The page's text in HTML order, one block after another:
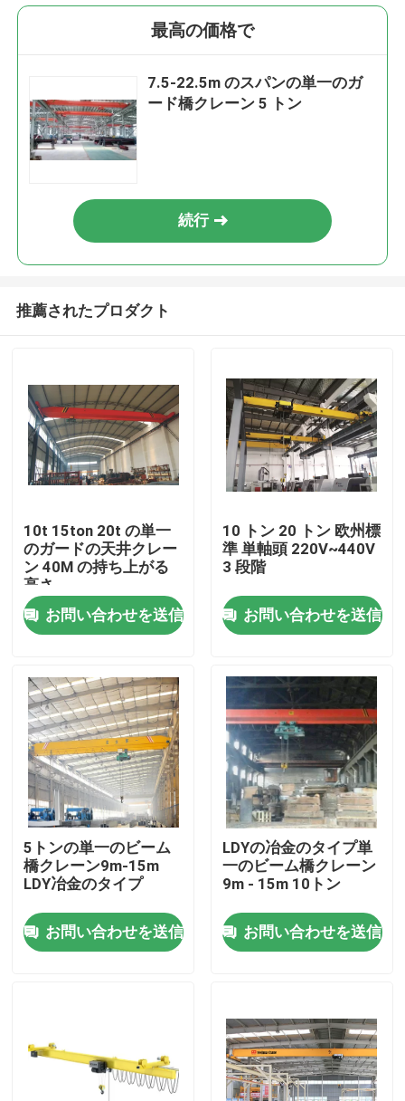
ホーム
製品
企業情報
会社案内
品質管理
お問い合わせ
天井走行クレーン
二重ガードのガントリー クレーン
最高の価格で
7.5-22.5m のスパンの単一のガ
ード橋クレーン 5 トン
続行
推薦されたプロダクト
10t 15ton 20t の単一
のガードの天井クレー
ン 40M の持ち上がる
高さ
お問い合わせを送信
10 トン 20 トン 欧州標
準 単軸頭 220V~440V
3 段階
お問い合わせを送信
5トンの単一のビーム
橋クレーン9m-15m
LDY冶金のタイプ
お問い合わせを送信
LDYの冶金のタイプ単
一のビーム橋クレーン
9m - 15m 10トン
お問い合わせを送信